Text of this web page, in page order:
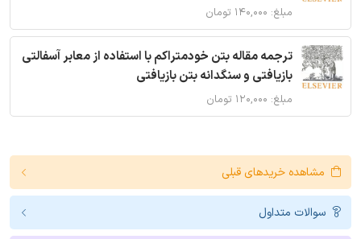
مبلغ: ۱۴۰,۰۰۰ تومان
ترجمه مقاله بتن خودمتراکم با استفاده از معابر آسفالتی
بازیافتی و سنگدانه بتن بازیافتی
مبلغ: ۱۲۰,۰۰۰ تومان
مشاهده خریدهای قبلی
سوالات متداول